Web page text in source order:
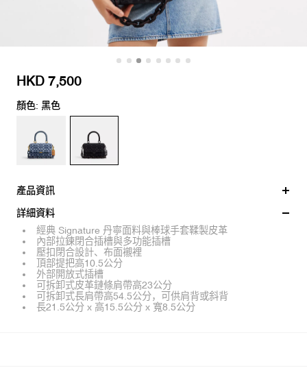
HKD 7,500
顏色: 黑色
產品資訊
詳細資料
經典 Signature 丹寧面料與棒球手套鞣製皮革
內部拉鍊閉合插槽與多功能插槽
壓扣閉合設計、布面襯裡
頂部提把高10.5公分
外部開放式插槽
可拆卸式皮革鏈條肩帶高23公分
可拆卸式長肩帶高54.5公分，可供肩背或斜背
長21.5公分 x 高15.5公分 x 寬8.5公分